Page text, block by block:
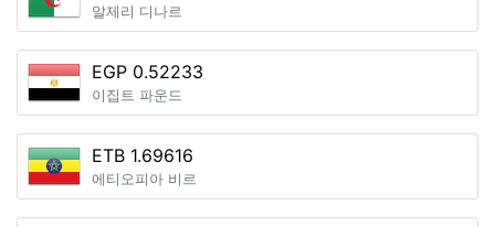
알제리 디나르
EGP 0.52233
이집트 파운드
ETB 1.69616
에티오피아 비르